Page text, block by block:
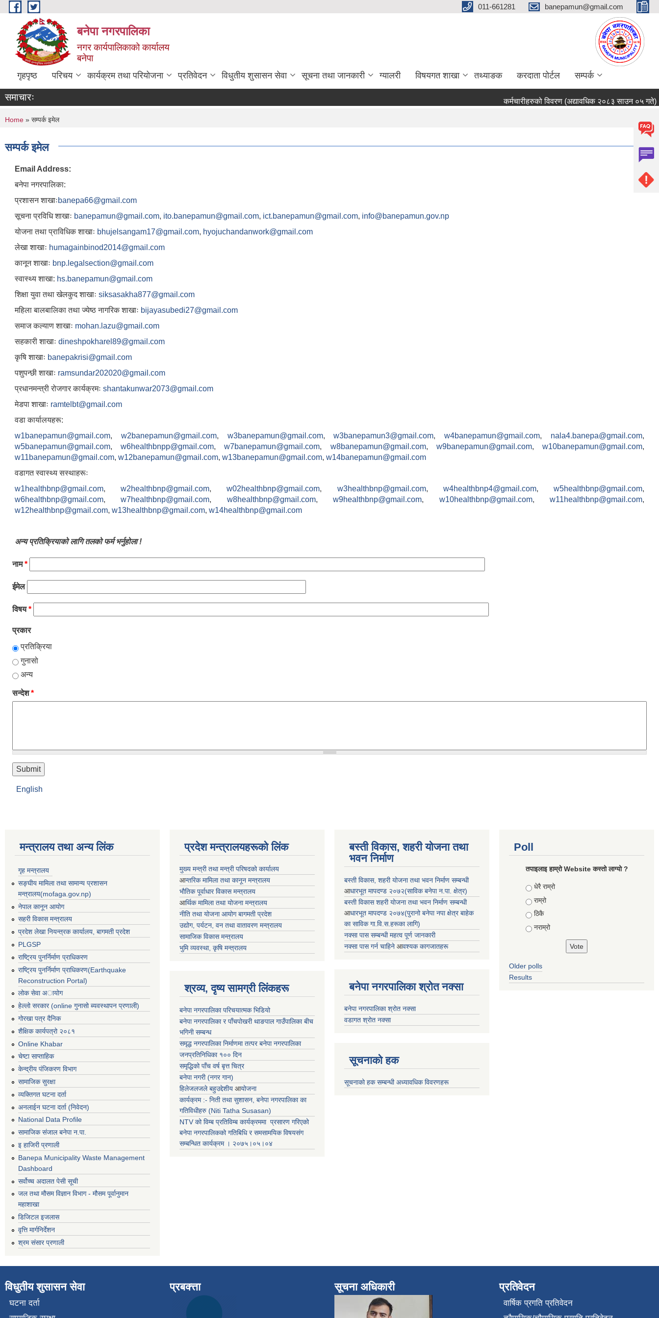
Skip to main content 011-661281 banepamun@gmail.com
बनेपा नगरपालिका
नगर कार्यपालिकाको कार्यालय
बनेपा
गृहपृष्ठ परिचय कार्यक्रम तथा परियोजना प्रतिवेदन विधुतीय शुसासन सेवा सूचना तथा जानकारी ग्यालरी विषयगत शाखा तथ्याङक करदाता पोर्टल सम्पर्क
समाचारः कर्मचारीहरुको विवरण (अद्यावधिक २०८३ साउन ०५ गते)
You are here
Home » सम्पर्क इमेल
सम्पर्क इमेल
Email Address:
बनेपा नगरपालिका:
प्रशासन शाखाःbanepa66@gmail.com
सूचना प्रविधि शाखाः banepamun@gmail.com, ito.banepamun@gmail.com, ict.banepamun@gmail.com, info@banepamun.gov.np
योजना तथा प्राविधिक शाखाः bhujelsangam17@gmail.com, hyojuchandanwork@gmail.com
लेखा शाखाः humagainbinod2014@gmail.com
कानून शाखाः bnp.legalsection@gmail.com
स्वास्थ्य शाखा: hs.banepamun@gmail.com
शिक्षा युवा तथा खेलकुद शाखाः siksasakha877@gmail.com
महिला बालबालिका तथा ज्येष्ठ नागरिक शाखाः bijayasubedi27@gmail.com
समाज कल्याण शाखाः mohan.lazu@gmail.com
सहकारी शाखाः dineshpokharel89@gmail.com
कृषि शाखाः banepakrisi@gmail.com
पशुपन्छी शाखाः ramsundar202020@gmail.com
प्रधानमन्त्री रोजगार कार्यक्रमः shantakunwar2073@gmail.com
मेडपा शाखाः ramtelbt@gmail.com
वडा कार्यालयहरू:
w1banepamun@gmail.com, w2banepamun@gmail.com, w3banepamun@gmail.com,w3banepamun3@gmail.com,w4banepamun@gmail.com, nala4.banepa@gmail.com,
w5banepamun@gmail.com,w6healthbnpp@gmail.com,w7banepamun@gmail.com, w8banepamun@gmail.com, w9banepamun@gmail.com,w10banepamun@gmail.com,
w11banepamun@gmail.com, w12banepamun@gmail.com, w13banepamun@gmail.com, w14banepamun@gmail.com
वडागत स्वास्थ्य सस्थाहरूः
w1healthbnp@gmail.com,w2healthbnp@gmail.com,w02healthbnp@gmail.com, w3healthbnp@gmail.com, w4healthbnp4@gmail.com,w5healthbnp@gmail.com,
w6healthbnp@gmail.com,w7healthbnp@gmail.com, w8healthbnp@gmail.com,w9healthbnp@gmail.com, w10healthbnp@gmail.com,w11healthbnp@gmail.com,
w12healthbnp@gmail.com, w13healthbnp@gmail.com, w14healthbnp@gmail.com
अन्य प्रतिक्रियाको लागि तलको फर्म भर्नुहोला !
नाम*
ईमेल
विषय*
प्रकार
प्रतिक्रिया
गुनासो
अन्य
सन्देश*
English
मन्त्रालय तथा अन्य लिंक
गृह मन्त्रालय
सङ्घीय मामिला तथा सामान्य प्रशासन
मन्त्रालय(mofaga.gov.np)
नेपाल कानून आयोग
सहरी विकास मन्त्रालय
प्रदेश लेखा नियन्त्रक कार्यालय, बागमती प्रदेश
PLGSP
राष्ट्रिय पुनर्निर्माण प्राधिकरण
राष्ट्रिय पुनर्निर्माण प्राधिकरण(Earthquake
Reconstruction Portal)
लोक सेवा अायोग
हेल्लो सरकार (online गुनासो ब्यवस्थापन प्रणाली)
गोरखा पत्र दैनिक
शैक्षिक कार्यपत्रो २०८१
Online Khabar
चेष्टा साप्ताहिक
केन्द्रीय पंजिकरण विभाग
सामाजिक सुरक्षा
व्यक्तिगत घटना दर्ता
अनलाईन घटना दर्ता (निवेदन)
National Data Profile
सामाजिक संजाल बनेपा न.पा.
इ हाजिरी प्रणाली
Banepa Municipality Waste Management
Dashboard
सर्वोच्च अदालत पेसी सूची
जल तथा मौसम विज्ञान विभाग - मौसम पूर्वानुमान
महाशाखा
डिजिटल इजलास
वृत्ति मार्गनिर्देशन
श्रम संसार प्रणाली
प्रदेश मन्त्रालयहरूको लिंक
मुख्य मन्त्री तथा मन्त्री परिषदको कार्यालय
आन्तरिक मामिला तथा कानून मन्त्रालय
भाैतिक पूर्वाधार विकास मन्त्रालय
आर्थिक मामिला तथा योजना मन्त्रालय
नीति तथा योजना आयोग बागमती प्रदेश
उद्योग, पर्यटन, वन तथा वातावरण मन्त्रालय
सामाजिक विकास मन्त्रालय
भुमि व्यवस्था, कृषि मन्त्रालय
श्रव्य, दृष्य सामग्री लिंकहरू
बनेपा नगरपालिका परिचयात्मक भिडियो
बनेपा नगरपालिका र पाँचपोखरी थाङपाल गाउँपालिका बीच
भगिनी सम्बन्ध
समृद्ध नगरपालिका निर्माणमा तत्पर बनेपा नगरपालिका
जनप्रतिनिधिका १०० दिन
समृद्धिको पाँच वर्ष बृत्त चित्र
बनेपा नगरी (नगर गान)
हिलेजलजले बहुउद्देशीय आयोजना
कार्यक्रम :- निती तथा सुशासन, बनेपा नगरपालिका का
गतिविधीहरु (Niti Tatha Susasan)
NTV को विम्ब प्रतिविम्ब कार्यक्रममा प्रसारण गरिएको
बनेपा नगरपालिकको गतिबिधि र समसामयिक विषयसंग
सम्बन्धित कार्यक्रम । २०७५।०५।०४
बस्ती विकास, शहरी योजना तथा
भवन निर्माण
बस्ती विकास, शहरी योजना तथा भवन निर्माण सम्बन्धी
आधारभूत मापदण्ड २०७२(साविक बनेपा न.पा. क्षेत्र)
बस्ती विकास शहरी योजना तथा भवन निर्माण सम्बन्धी
आधारभूत मापदण्ड २०७४(पुरानो बनेपा नपा क्षेत्र बाहेक
का साविक गा.वि.स.हरूका लागि)
नक्सा पास सम्बन्धी महत्व पूर्ण जानकारी
नक्सा पास गर्न चाहिने आवश्यक कागजातहरू
बनेपा नगरपालिका श्रोत नक्सा
बनेपा नगरपालिका श्रोत नक्सा
वडागत श्रोत नक्सा
सूचनाको हक
सूचनाको हक सम्बन्धी अध्यावधिक विवरणहरू
Poll
तपाइलाइ हाम्रो Website कस्तो लाग्यो ?
Choices
धेरै राम्रो
राम्रो
ठिकै
नराम्रो
Older polls
Results
विधुतीय शुसासन सेवा
घटना दर्ता
प्रबक्त्ता सूचना अधिकारी प्रतिवेदन
वार्षिक प्रगति प्रतिवेदन